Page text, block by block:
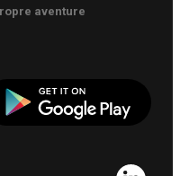
aventure